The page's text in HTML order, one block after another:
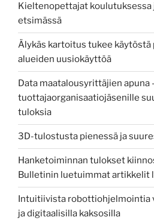
Kieltenopettajat koulutuksessa
etsimässä
Älykäs kartoitus tukee käytöstä
alueiden uusiokäyttöä
Data maatalousyrittäjien apuna
tuottajaorganisaatiojäsenille
tuloksia
3D-tulostusta pienessä ja
Hanketoiminnan tulokset
Bulletinin luetuimmat artikkelit
Intuitiivista robottiohjelmointia
ja digitaalisilla kaksosilla